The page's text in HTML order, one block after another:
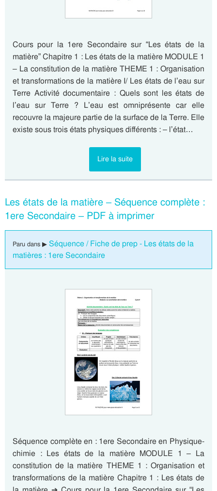
Cours pour la 1ere Secondaire sur “Les états de la
matière” Chapitre 1 : Les états de la matière MODULE 1
– La constitution de la matière THEME 1 : Organisation
et transformations de la matière I/ Les états de l’eau sur
Terre Activité documentaire : Quels sont les états de
l’eau sur Terre ? L’eau est omniprésente car elle
recouvre la majeure partie de la surface de la Terre. Elle
existe sous trois états physiques différents : – l’état…
Lire la suite
Les états de la matière – Séquence complète :
1ere Secondaire – PDF à imprimer
Paru dans ▶ Séquence / Fiche de prep - Les états de la
matières : 1ere Secondaire
Séquence complète en : 1ere Secondaire en Physique-
chimie : Les états de la matière MODULE 1 – La
constitution de la matière THEME 1 : Organisation et
transformations de la matière Chapitre 1 : Les états de